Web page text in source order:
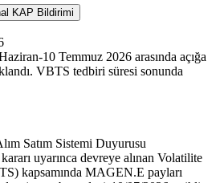
KAP Bildirimi
10 Temmuz 2026 arasında açığa
VBTS tedbiri süresi sonunda
Satım Sistemi Duyurusu
uyarınca devreye alınan Volatilite
kapsamında MAGEN.E payları